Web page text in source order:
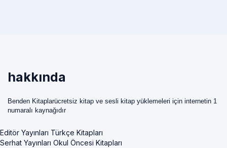
hakkında
Benden Kitaplarücretsiz kitap ve sesli kitap yüklemeleri için internetin 1
numaralı kaynağıdır
Editör Yayınları Türkçe Kitapları
Serhat Yayınları Okul Öncesi Kitapları